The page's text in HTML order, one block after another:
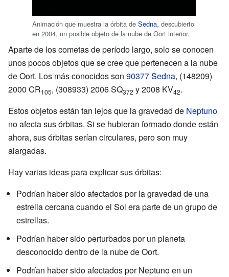
Animación que muestra la órbita de Sedna, descubierto
en 2004, un posible objeto de la nube de Oort interior.
Aparte de los cometas de período largo, solo se conocen
unos pocos objetos que se cree que pertenecen a la nube
de Oort. Los más conocidos son 90377 Sedna, (148209)
2000 CR105, (308933) 2006 SQ372 y 2008 KV42.
Estos objetos están tan lejos que la gravedad de Neptuno
no afecta sus órbitas. Si se hubieran formado donde están
ahora, sus órbitas serían circulares, pero son muy
alargadas.
Hay varias ideas para explicar sus órbitas:
Podrían haber sido afectados por la gravedad de una
estrella cercana cuando el Sol era parte de un grupo de
estrellas.
Podrían haber sido perturbados por un planeta
desconocido dentro de la nube de Oort.
Podrían haber sido afectados por Neptuno en un